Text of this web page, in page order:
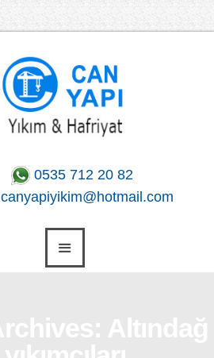
0535 712 20 82
canyapiyikim@hotmail.com